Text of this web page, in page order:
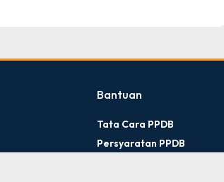
Bantuan
Tata Cara PPDB
Persyaratan PPDB